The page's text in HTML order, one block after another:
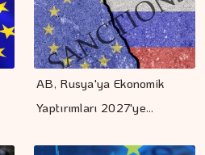
AB, Rusya'ya Ekonomik
Yaptırımları 2027'ye…